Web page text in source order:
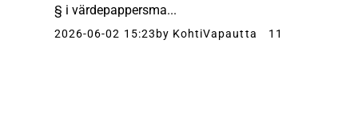
§ i värdepappersma...
2026-06-02 15:23 by KohtiVapautta 11